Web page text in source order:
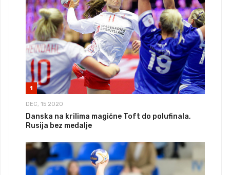
1
DEC, 15 2020
Danska na krilima magične Toft do polufinala,
Rusija bez medalje